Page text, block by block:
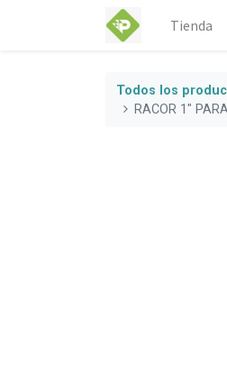
Tienda
Todos los
RACOR 1"